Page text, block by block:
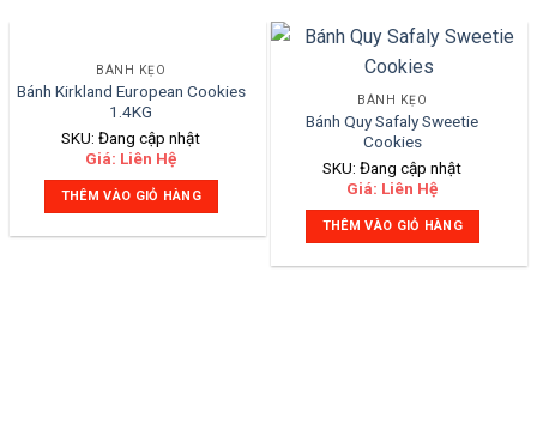
BÁNH KẸO
Bánh Kirkland European Cookies
1.4KG
SKU: Đang cập nhật
Giá: Liên Hệ
THÊM VÀO GIỎ HÀNG
BÁNH KẸO
Bánh Quy Safaly Sweetie
Cookies
SKU: Đang cập nhật
Giá: Liên Hệ
THÊM VÀO GIỎ HÀNG